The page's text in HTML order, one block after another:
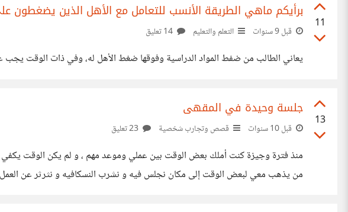
11
برأيكم ماهي الطريقة الأنسب للتعامل مع الأهل الذين يضغطون
قبل 9 سنوات التعلم والتعليم
يعاني الطالب من ضفط المواد الدراسية وفوقها ضغط الأهل له، وفي ذات الوقت يجب
13
جلسة وحيدة في المقهى
قبل 10 سنوات قصص وتجارب شخصية
منذ فترة وجيزة كنت أملك بعض الوقت بين عملي وموعد مهم ، و لم يكن الوقت يكفي
من يذهب معي لبعض الوقت إلى مكان نجلس فيه و نشرب النسكافيه و نثرثر عن العمل